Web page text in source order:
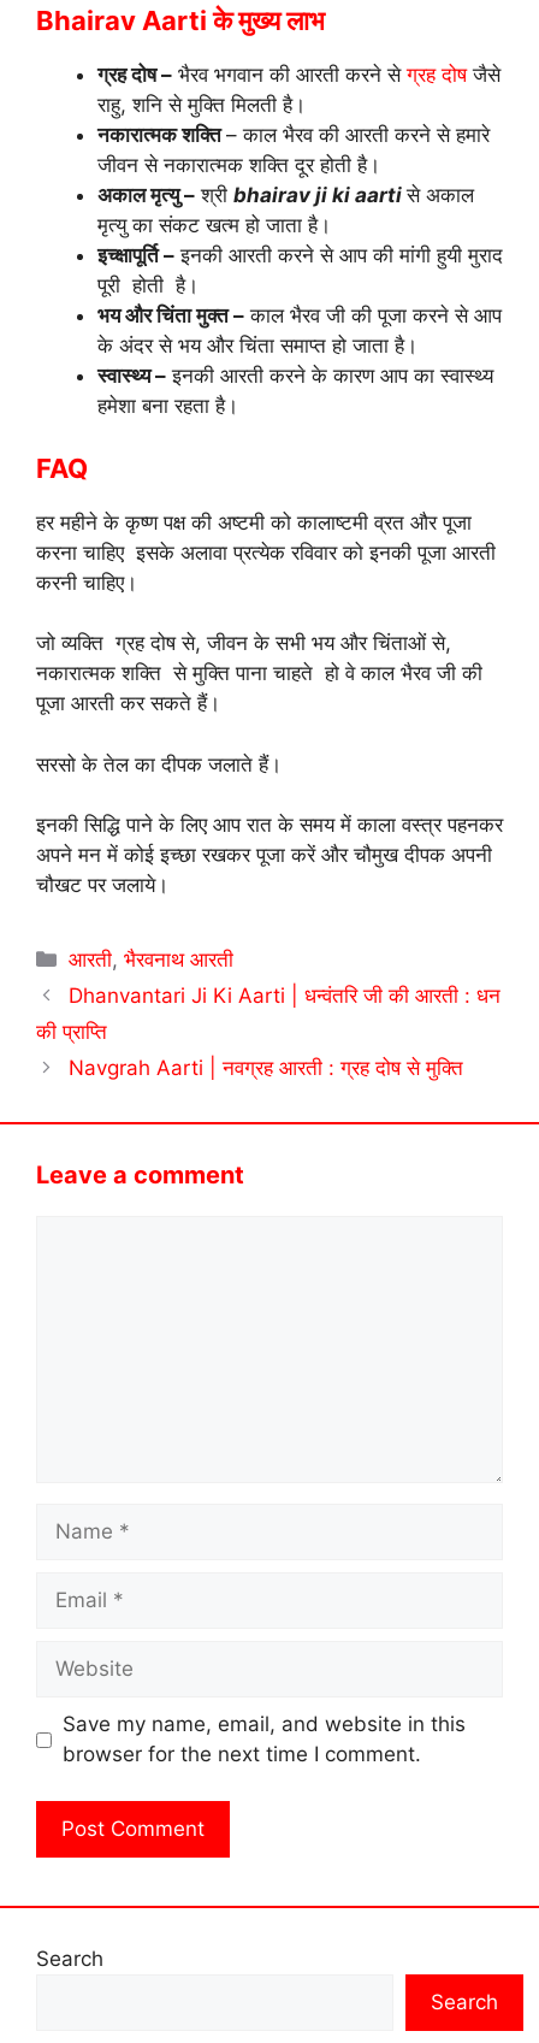
Bhairav Aarti के मुख्य लाभ
ग्रह दोष – भैरव भगवान की आरती करने सेग्रह दोषजैसे
राहु, शनि से मुक्ति मिलती है।
नकारात्मक शक्ति– काल भैरव की आरती करने से हमारे
जीवन से नकारात्मक शक्ति दूर होती है।
अकाल मृत्यु – श्री bhairav ji ki aarti से अकाल
मृत्यु का संकट खत्म हो जाता है।
इच्क्षापूर्ति – इनकी आरती करने से आप की मांगी हुयी मुराद
पूरी होती है।
भय और चिंता मुक्त – काल भैरव जी की पूजा करने से आप
के अंदर से भय और चिंता समाप्त हो जाता है।
स्वास्थ्य – इनकी आरती करने के कारण आप का स्वास्थ्य
हमेशा बना रहता है।
FAQ
हर महीने के कृष्ण पक्ष की अष्टमी को कालाष्टमी व्रत और पूजा
करना चाहिए इसके अलावा प्रत्येक रविवार को इनकी पूजा आरती
करनी चाहिए।
जो व्यक्ति ग्रह दोष से, जीवन के सभी भय और चिंताओं से,
नकारात्मक शक्ति से मुक्ति पाना चाहते हो वे काल भैरव जी की
पूजा आरती कर सकते हैं।
सरसो के तेल का दीपक जलाते हैं।
इनकी सिद्धि पाने के लिए आप रात के समय में काला वस्त्र पहनकर
अपने मन में कोई इच्छा रखकर पूजा करें और चौमुख दीपक अपनी
चौखट पर जलाये।
Categories
आरती,भैरवनाथ आरती
Dhanvantari Ji Ki Aarti | धन्वंतरि जी की आरती : धन
की प्राप्ति
Navgrah Aarti | नवग्रह आरती : ग्रह दोष से मुक्ति
Leave a comment
Name
Email
Website
Save my name, email, and website in this
browser for the next time I comment.
Search
Search